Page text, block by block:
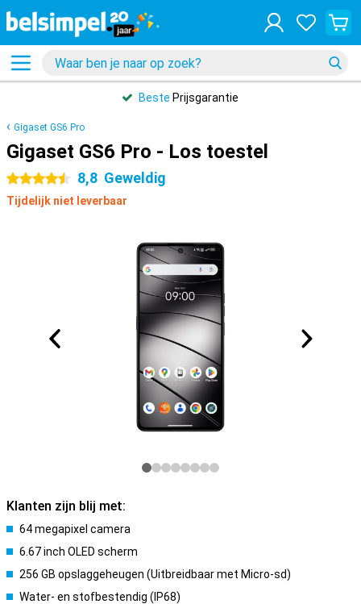
Beste Prijsgarantie
Gigaset GS6 Pro
Gigaset GS6 Pro - Los toestel
4.5 sterren 8,8 Geweldig
Tijdelijk niet leverbaar
Klanten zijn blij met:
64 megapixel camera
6.67 inch OLED scherm
256 GB opslaggeheugen (Uitbreidbaar met Micro-sd)
Water- en stofbestendig (IP68)